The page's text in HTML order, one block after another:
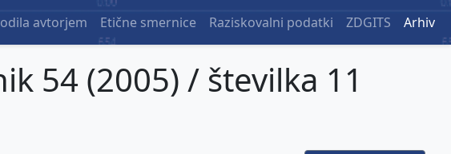
avtorjem Etične smernice Raziskovalni podatki ZDGITS Arhiv
54 (2005) / številka 11